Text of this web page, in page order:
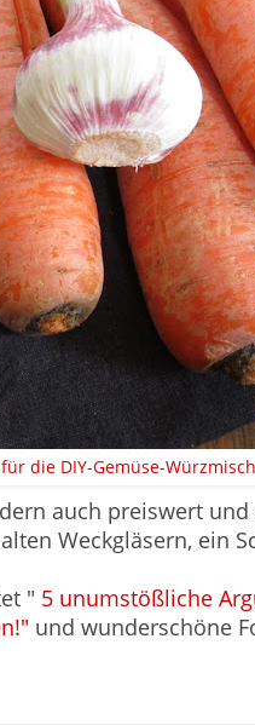
die DIY-Gemüse-
auch preiswert und
Weckgläsern, ein
" 5 unumstößliche
und wunderschöne